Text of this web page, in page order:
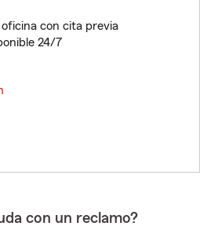
con cita previa
24/7
con un reclamo?